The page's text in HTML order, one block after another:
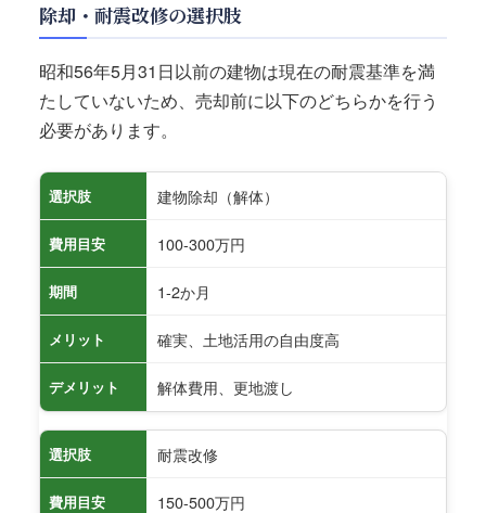
除却・耐震改修の選択肢
昭和56年5月31日以前の建物は現在の耐震基準を満
たしていないため、売却前に以下のどちらかを行う
必要があります。
選択肢 建物除却（解体）
費用目安 100-300万円
期間 1-2か月
メリット 確実、土地活用の自由度高
デメリット 解体費用、更地渡し
選択肢 耐震改修
費用目安 150-500万円